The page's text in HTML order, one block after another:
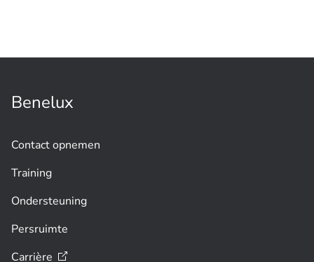
Benelux
Contact opnemen
Training
Ondersteuning
Persruimte
Carrière